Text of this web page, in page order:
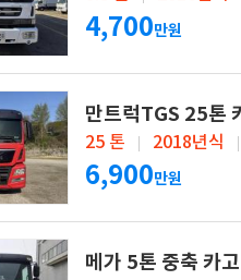
4,700만원
만트럭TGS 25톤
25 톤 2018년식
6,900만원
메가 5톤 중축 카고